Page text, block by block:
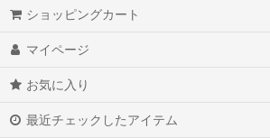
ショッピングカート
マイページ
お気に入り
最近チェックしたアイテム